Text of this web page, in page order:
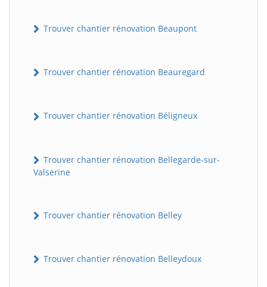
Trouver chantier rénovation Beaupont
Trouver chantier rénovation Beauregard
Trouver chantier rénovation Béligneux
Trouver chantier rénovation Bellegarde-sur-
Valserine
Trouver chantier rénovation Belley
Trouver chantier rénovation Belleydoux